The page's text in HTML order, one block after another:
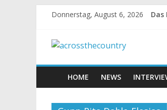
Donnerstag, August 6, 2026 Das
HOME
NEWS